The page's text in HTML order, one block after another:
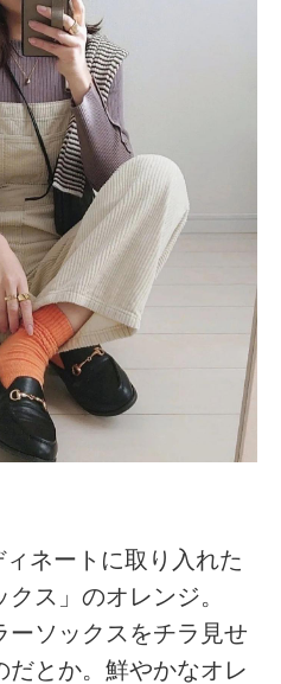
ネートに取り入れた
ス」のオレンジ。
ーソックスをチラ見せ
だとか。鮮やかなオレ